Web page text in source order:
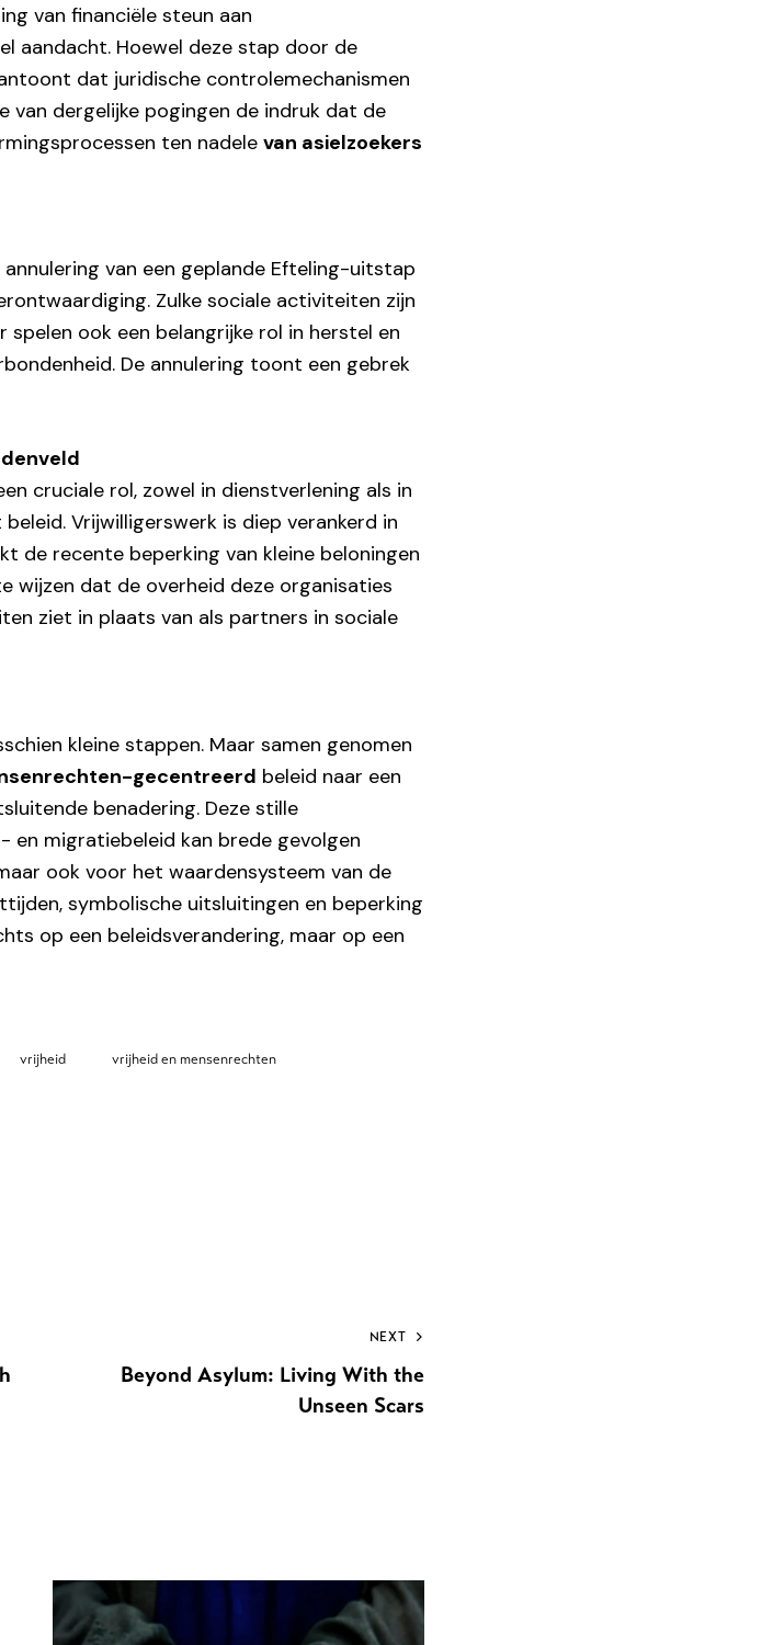
van financiële steun aan
aandacht. Hoewel deze stap door de
dat juridische controlemechanismen
dergelijke pogingen de indruk dat de
ten nadelevan asielzoekers
van een geplande Efteling-uitstap
Zulke sociale activiteiten zijn
ook een belangrijke rol in herstel en
De annulering toont een gebrek
cruciale rol, zowel in dienstverlening als in
Vrijwilligerswerk is diep verankerd in
de recente beperking van kleine beloningen
wijzen dat de overheid deze organisaties
ziet in plaats van als partners in sociale
kleine stappen. Maar samen genomen
gecentreerd beleid naar een
benadering. Deze stille
en migratiebeleid kan brede gevolgen
ook voor het waardensysteem van de
symbolische uitsluitingen en beperking
op een beleidsverandering, maar op een
vrijheid vrijheid en mensenrechten
NEXT
Beyond Asylum: Living With the
Unseen Scars